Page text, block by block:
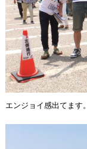
エンジョイ感出てます。